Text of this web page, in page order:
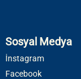
Sosyal Medya
İnstagram
Facebook